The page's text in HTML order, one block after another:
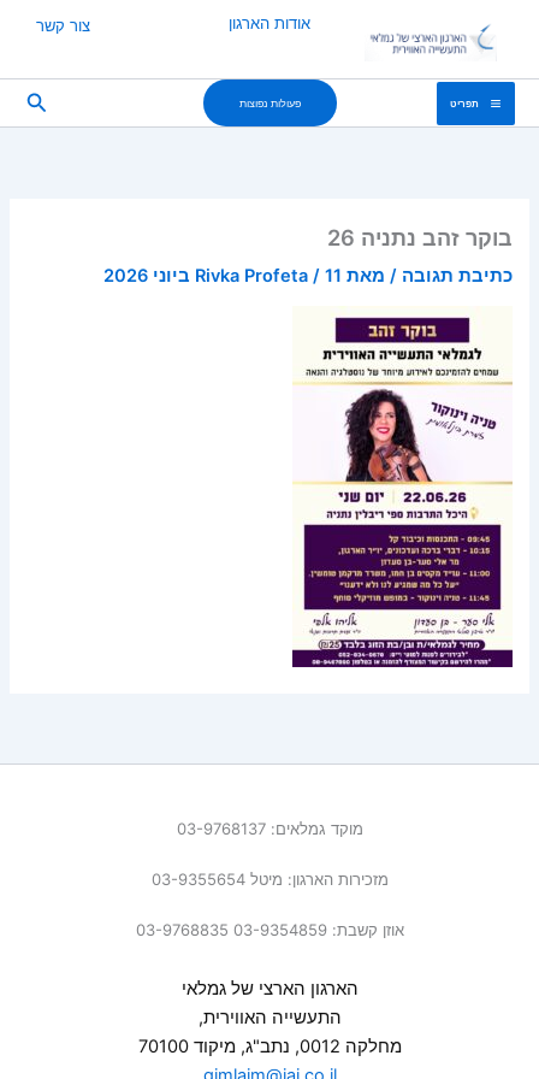
אודות הארגון צור קשר
תפריט פעולות נפוצות
בוקר זהב נתניה 26
כתיבת תגובה / מאת Rivka Profeta / 11 ביוני 2026
מוקד גמלאים: 03-9768137
מזכירות הארגון: מיטל 03-9355654
אוזן קשבת: 03-9354859 03-9768835
הארגון הארצי של גמלאי
התעשייה האווירית,
מחלקה 0012, נתב"ג, מיקוד 70100